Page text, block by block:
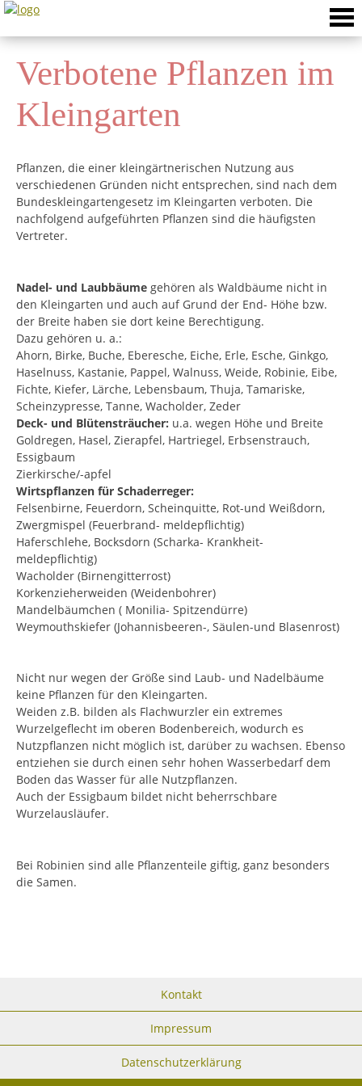
Skip
content
Verbotene Pflanzen im
Kleingarten
Pflanzen, die einer kleingärtnerischen Nutzung aus
verschiedenen Gründen nicht entsprechen, sind nach dem
Bundeskleingartengesetz im Kleingarten verboten. Die
nachfolgend aufgeführten Pflanzen sind die häufigsten
Vertreter.
Nadel- und Laubbäume gehören als Waldbäume nicht in
den Kleingarten und auch auf Grund der End- Höhe bzw.
der Breite haben sie dort keine Berechtigung.
Dazu gehören u. a.:
Ahorn, Birke, Buche, Eberesche, Eiche, Erle, Esche, Ginkgo,
Haselnuss, Kastanie, Pappel, Walnuss, Weide, Robinie, Eibe,
Fichte, Kiefer, Lärche, Lebensbaum, Thuja, Tamariske,
Scheinzypresse, Tanne, Wacholder, Zeder
Deck- und Blütensträucher: u.a. wegen Höhe und Breite
Goldregen, Hasel, Zierapfel, Hartriegel, Erbsenstrauch,
Essigbaum
Zierkirsche/-apfel
Wirtspflanzen für Schaderreger:
Felsenbirne, Feuerdorn, Scheinquitte, Rot-und Weißdorn,
Zwergmispel (Feuerbrand- meldepflichtig)
Haferschlehe, Bocksdorn (Scharka- Krankheit-
meldepflichtig)
Wacholder (Birnengitterrost)
Korkenzieherweiden (Weidenbohrer)
Mandelbäumchen ( Monilia- Spitzendürre)
Weymouthskiefer (Johannisbeeren-, Säulen-und Blasenrost)
Nicht nur wegen der Größe sind Laub- und Nadelbäume
keine Pflanzen für den Kleingarten.
Weiden z.B. bilden als Flachwurzler ein extremes
Wurzelgeflecht im oberen Bodenbereich, wodurch es
Nutzpflanzen nicht möglich ist, darüber zu wachsen. Ebenso
entziehen sie durch einen sehr hohen Wasserbedarf dem
Boden das Wasser für alle Nutzpflanzen.
Auch der Essigbaum bildet nicht beherrschbare
Wurzelausläufer.
Bei Robinien sind alle Pflanzenteile giftig, ganz besonders
die Samen.
Kontakt
Impressum
Datenschutzerklärung